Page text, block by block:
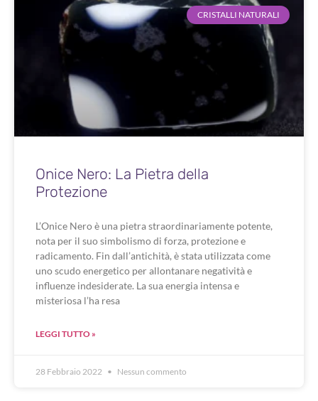
CRISTALLI NATURALI
Onice Nero: La Pietra della
Protezione
L’Onice Nero è una pietra straordinariamente potente,
nota per il suo simbolismo di forza, protezione e
radicamento. Fin dall’antichità, è stata utilizzata come
uno scudo energetico per allontanare negatività e
influenze indesiderate. La sua energia intensa e
misteriosa l’ha resa
LEGGI TUTTO »
28 Febbraio 2022 Nessun commento